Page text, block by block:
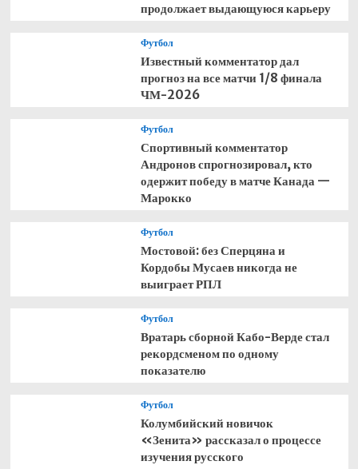
продолжает выдающуюся карьеру
Футбол
Известный комментатор дал
прогноз на все матчи 1/8 финала
ЧМ-2026
Футбол
Спортивный комментатор
Андронов спрогнозировал, кто
одержит победу в матче Канада —
Марокко
Футбол
Мостовой: без Сперцяна и
Кордобы Мусаев никогда не
выиграет РПЛ
Футбол
Вратарь сборной Кабо-Верде стал
рекордсменом по одному
показателю
Футбол
Колумбийский новичок
«Зенита» рассказал о процессе
изучения русского